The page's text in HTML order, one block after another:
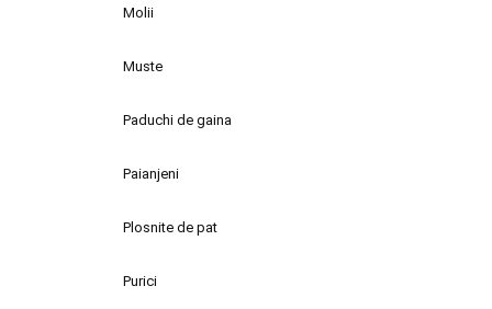
Molii
Muste
Paduchi de gaina
Paianjeni
Plosnite de pat
Purici